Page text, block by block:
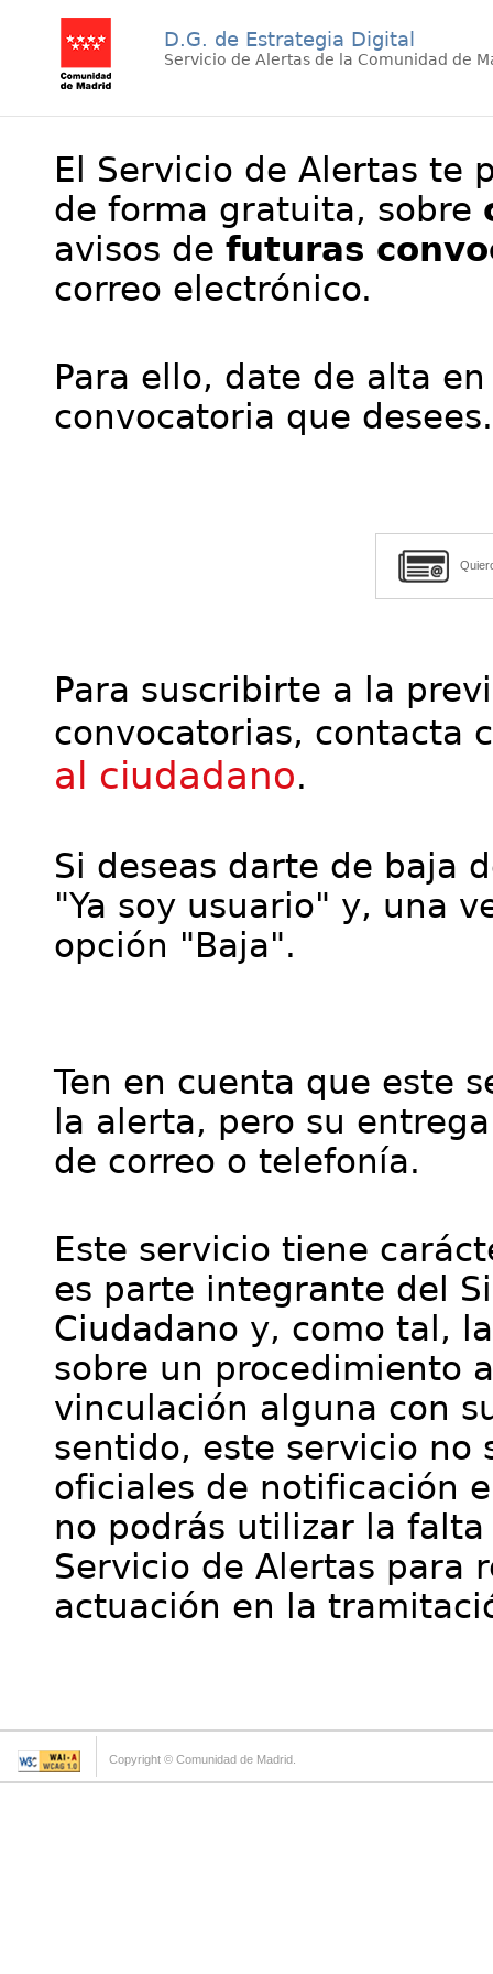
D.G. de Estrategia Digital
Servicio de Alertas de la Comunidad de
El Servicio de Alertas te
de forma gratuita, sobre
avisos de futuras
correo electrónico.
Para ello, date de alta
convocatoria que desees.
Para suscribirte a la
convocatorias, contacta
al ciudadano.
Si deseas darte de baja
"Ya soy usuario" y, una
opción "Baja".
Ten en cuenta que este
la alerta, pero su
de correo o telefonía.
Este servicio tiene
es parte integrante del
Ciudadano y, como tal,
sobre un procedimiento
vinculación alguna con
sentido, este servicio no
oficiales de notificación
no podrás utilizar la
Servicio de Alertas para
actuación en la
Copyright © Comunidad de Madrid.